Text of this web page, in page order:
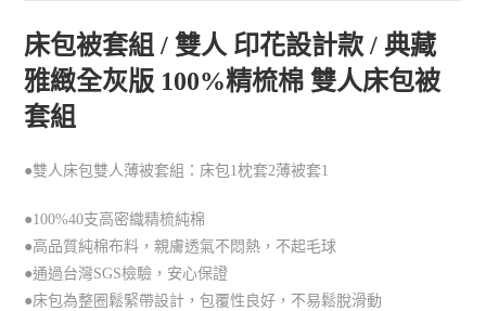
床包被套組 / 雙人 印花設計款 / 典藏
雅緻全灰版 100%精梳棉 雙人床包被
套組
●雙人床包雙人薄被套組：床包1枕套2薄被套1
●100%40支高密織精梳純棉
●高品質純棉布料，親膚透氣不悶熱，不起毛球
●通過台灣SGS檢驗，安心保證
●床包為整圈鬆緊帶設計，包覆性良好，不易鬆脫滑動